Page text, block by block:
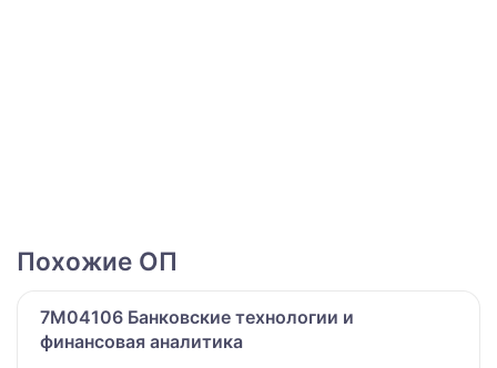
Похожие ОП
7M04106 Банковские технологии и
финансовая аналитика